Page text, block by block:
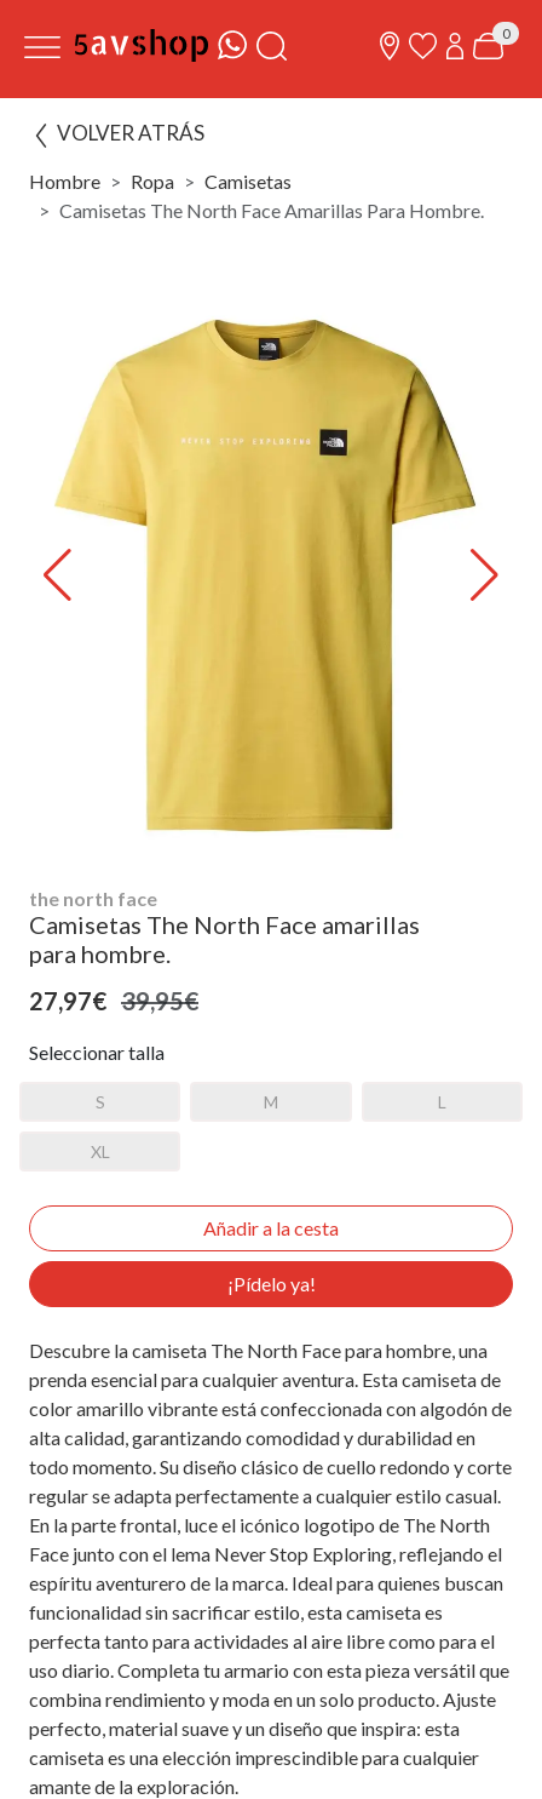
0
VOLVER ATRÁS
Hombre Ropa
Camisetas
Camisetas The North Face Amarillas Para Hombre.
the north face
Camisetas The North Face amarillas
para hombre.
27,97€ 39,95€
Seleccionar talla
S M L
XL
¡Pídelo ya!
Descubre la camiseta The North Face para hombre, una
prenda esencial para cualquier aventura. Esta camiseta de
color amarillo vibrante está confeccionada con algodón de
alta calidad, garantizando comodidad y durabilidad en
todo momento. Su diseño clásico de cuello redondo y corte
regular se adapta perfectamente a cualquier estilo casual.
En la parte frontal, luce el icónico logotipo de The North
Face junto con el lema Never Stop Exploring, reflejando el
espíritu aventurero de la marca. Ideal para quienes buscan
funcionalidad sin sacrificar estilo, esta camiseta es
perfecta tanto para actividades al aire libre como para el
uso diario. Completa tu armario con esta pieza versátil que
combina rendimiento y moda en un solo producto. Ajuste
perfecto, material suave y un diseño que inspira: esta
camiseta es una elección imprescindible para cualquier
amante de la exploración.